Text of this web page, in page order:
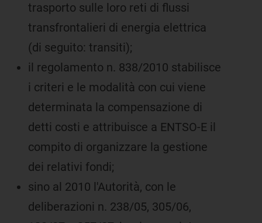
trasporto sulle loro reti di flussi
transfrontalieri di energia elettrica
(di seguito: transiti);
il regolamento n. 838/2010 stabilisce
i criteri e le modalità con cui viene
determinata la compensazione di
detti costi e attribuisce a ENTSO-E il
compito di organizzare la gestione
dei relativi fondi;
sino al 2010 l'Autorità, con le
deliberazioni n. 238/05, 305/06,